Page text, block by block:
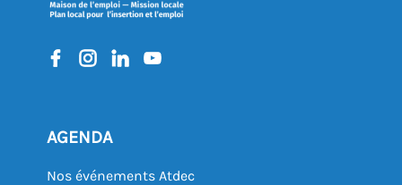
AGENDA
Nos événements Atdec